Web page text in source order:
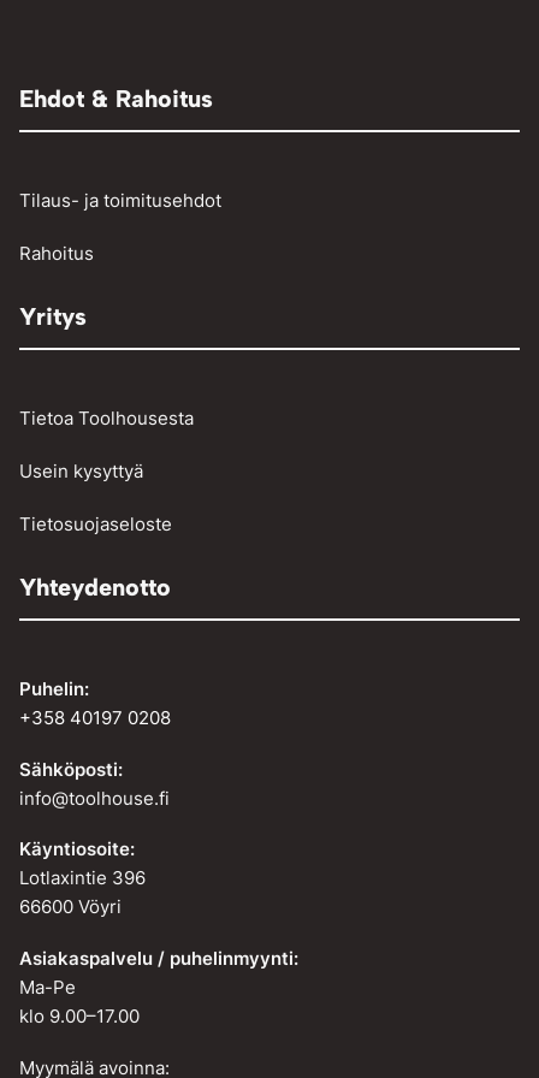
Osienpesu
Vinssit ja taljat
Henkilö- ja pakettiautojen vikakoodinlukijat
Ehdot & Rahoitus
Tilaus- ja toimitusehdot
Rahoitus
Yritys
Tietoa Toolhousesta
Usein kysyttyä
Tietosuojaseloste
Yhteydenotto
Puhelin:
+358 40197 0208
Sähköposti:
info@toolhouse.fi
Käyntiosoite:
Lotlaxintie 396
66600 Vöyri
Asiakaspalvelu / puhelinmyynti:
Ma-Pe
klo 9.00–17.00
Myymälä avoinna: